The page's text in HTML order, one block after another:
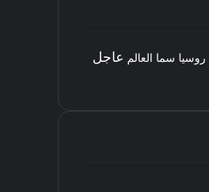
روسيا سما العالم عاجل